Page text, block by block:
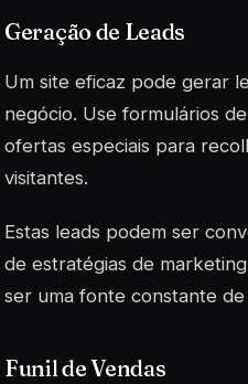
Geração de Leads
Um site eficaz pode gerar
negócio. Use formulários
ofertas especiais para
visitantes.
Estas leads podem ser
de estratégias de
ser uma fonte constante
Funil de Vendas